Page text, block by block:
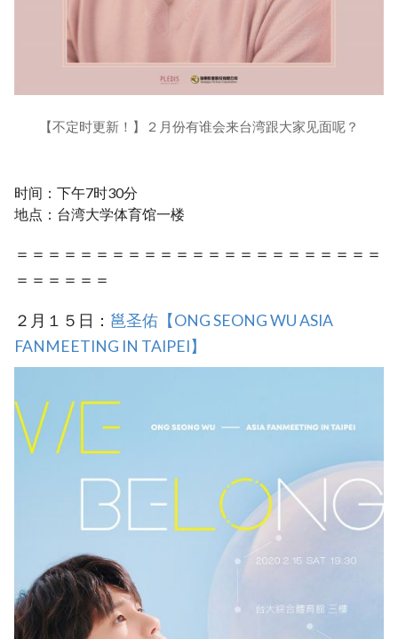
【不定时更新！】２月份有谁会来台湾跟大家见面呢？
时间：下午7时30分
地点：台湾大学体育馆一楼
＝＝＝＝＝＝＝＝＝＝＝＝＝＝＝＝＝＝＝＝＝＝＝
＝＝＝＝＝＝
２月１５日： 邕圣佑【ONG SEONG WU ASIA
FANMEETING IN TAIPEI】